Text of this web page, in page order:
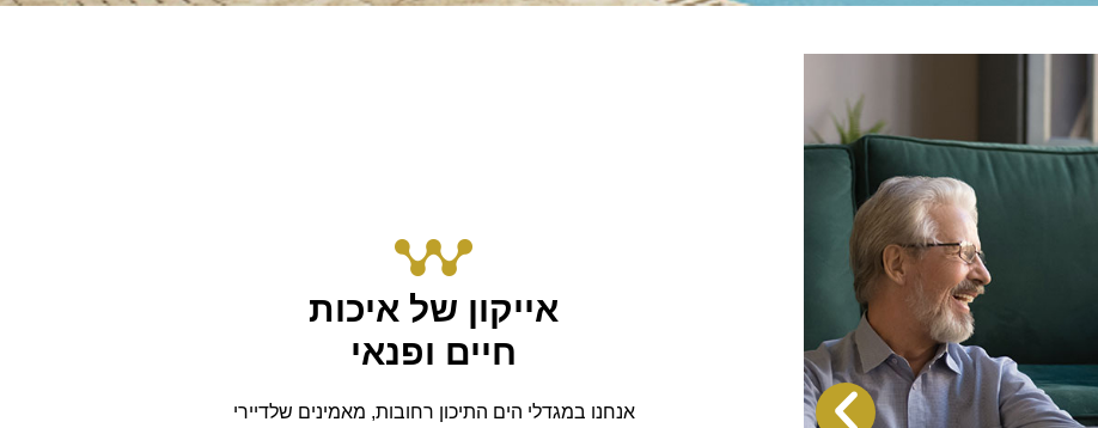
אייקון של איכות
חיים ופנאי
אנחנו במגדלי הים התיכון רחובות, מאמינים שלדיירי